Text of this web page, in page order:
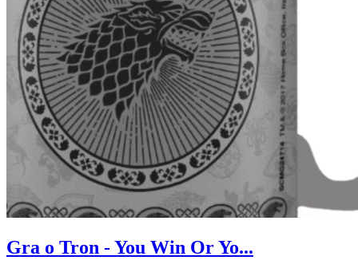
Gra o Tron - You Win Or Yo...